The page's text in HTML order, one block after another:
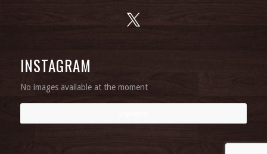
INSTAGRAM
No images available at the moment